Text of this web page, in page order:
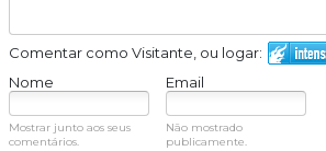
Comentar como Visitante, ou logar:
Nome
Email
Mostrar junto aos seus
comentários.
Não mostrado
publicamente.